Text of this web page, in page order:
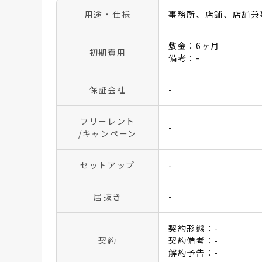
用途・仕様 事務所、店舗、店舗
初期費用
敷金：6ヶ月
備考：-
保証会社 -
フリーレント
/キャンペーン
-
セットアップ -
居抜き -
契約
契約形態：-
契約備考：-
解約予告：-